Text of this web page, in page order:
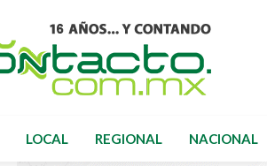
LOCAL REGIONAL NACIONAL